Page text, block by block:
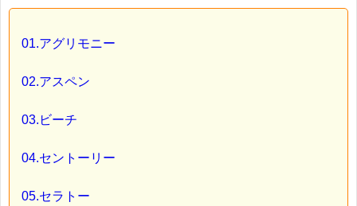
01.アグリモニー
02.アスペン
03.ビーチ
04.セントーリー
05.セラトー